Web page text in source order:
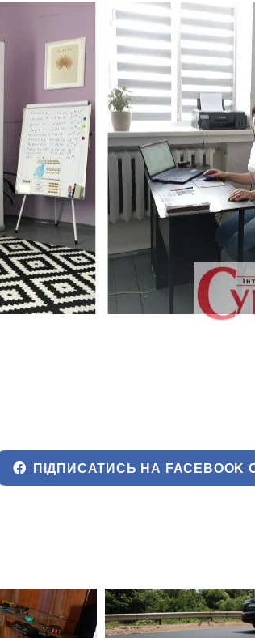
ПІДПИСАТИСЬ НА FACEBOOK